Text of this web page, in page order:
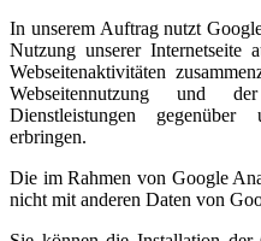
In unserem Auftrag nutzt
Nutzung unserer Internetseite
Webseitenaktivitäten
Webseitennutzung und
Dienstleistungen
erbringen.
Die im Rahmen von Google
nicht mit anderen Daten von